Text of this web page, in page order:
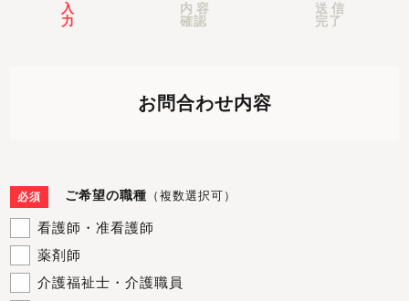
入
力
内容
確認
送信
完了
お問合わせ内容
必須 ご希望の職種 （複数選択可）
看護師・准看護師
薬剤師
介護福祉士・介護職員